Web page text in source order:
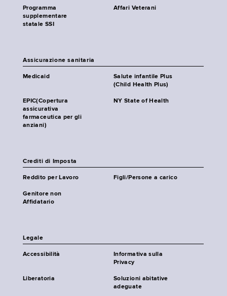
Programma
supplementare
statale SSI
Affari Veterani
Assicurazione sanitaria
Medicaid
Salute infantile Plus
(Child Health Plus)
EPIC(Copertura
assicurativa
farmaceutica per gli
anziani)
NY State of Health
Crediti di Imposta
Reddito per Lavoro Figli/Persone a carico
Genitore non
Affidatario
Legale
Accessibilità
Informativa sulla
Privacy
Liberatoria
Soluzioni abitative
adeguate